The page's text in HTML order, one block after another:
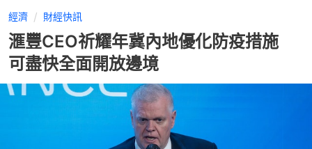
經濟 財經快訊
滙豐CEO祈耀年冀內地優化防疫措施
可盡快全面開放邊境